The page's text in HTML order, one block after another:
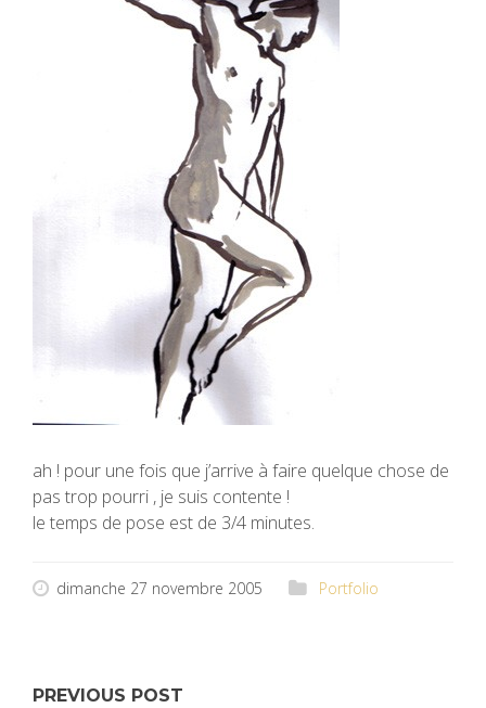
ah ! pour une fois que j’arrive à faire quelque chose de
pas trop pourri , je suis contente !
le temps de pose est de 3/4 minutes.
dimanche 27 novembre 2005 Portfolio
PREVIOUS POST